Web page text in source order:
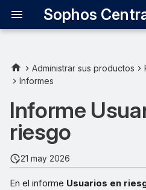
Sophos
Informes interactivos
Phish Threat
Programar un informe
Administrar sus productos
Informes
Informe
riesgo
21 may 2026
En el informe Usuarios en